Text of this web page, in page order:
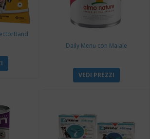
Daily Menu con Maiale
VEDI PREZZI